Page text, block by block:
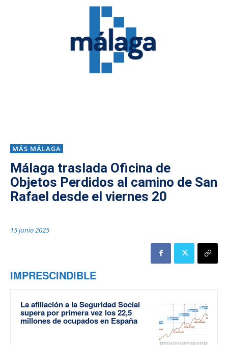
MÁS MÁLAGA
Málaga traslada Oficina de
Objetos Perdidos al camino de San
Rafael desde el viernes 20
15 junio 2025
IMPRESCINDIBLE
La afiliación a la Seguridad Social
supera por primera vez los 22,5
millones de ocupados en España